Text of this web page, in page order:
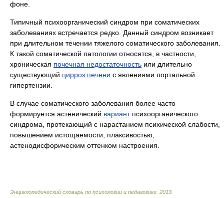
фоне.
Типичный психоорганический синдром при соматических
заболеваниях встречается редко. Данный синдром возникает
при длительном течении тяжелого соматического заболевания.
К такой соматической патологии относятся, в частности,
хроническая почечная недостаточность или длительно
существующий цирроз печени с явлениями портальной
гипертензии.
В случае соматического заболевания более часто
формируется астенический вариантпсихоорганического
синдрома, протекающий с нарастанием психической слабости,
повышением истощаемости, плаксивостью,
астенодисфорическим оттенком настроения.
Энциклопедический словарь по психологии и педагогике 2013